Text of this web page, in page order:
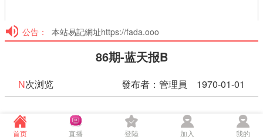
公告： 本站易記網址https://fada.ooo
86期-蓝天报B
N次浏览 發布者：管理員 1970-01-01
86期-蓝天报B
首页 直播 登陸 加入 我的